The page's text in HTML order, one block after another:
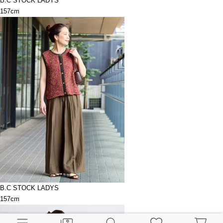
157cm
B.C STOCK LADYS
157cm